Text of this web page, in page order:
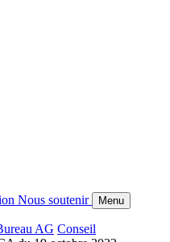
Nous soutenir Menu
AG Conseil